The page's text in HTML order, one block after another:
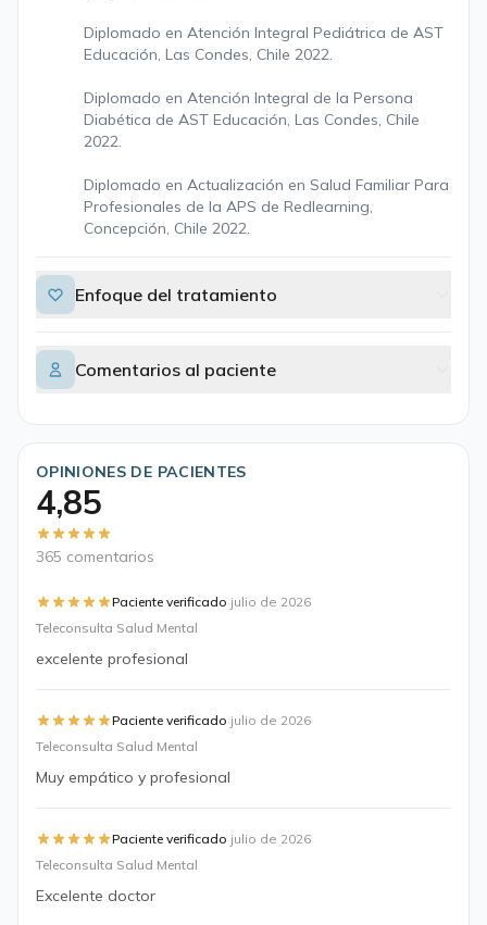
Diplomado en Atención Integral Pediátrica de AST
Educación, Las Condes, Chile 2022.
Diplomado en Atención Integral de la Persona
Diabética de AST Educación, Las Condes, Chile
2022.
Diplomado en Actualización en Salud Familiar Para
Profesionales de la APS de Redlearning,
Concepción, Chile 2022.
Enfoque del tratamiento
Comentarios al paciente
OPINIONES DE PACIENTES
4,85
365 comentarios
Paciente verificado·julio de 2026
Teleconsulta Salud Mental
excelente profesional
Paciente verificado·julio de 2026
Teleconsulta Salud Mental
Muy empático y profesional
Paciente verificado·julio de 2026
Teleconsulta Salud Mental
Excelente doctor